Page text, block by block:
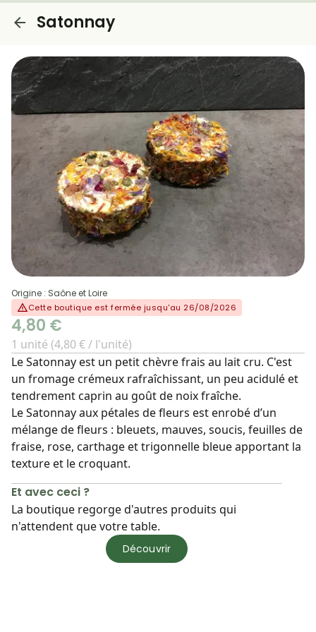
Satonnay
Origine : Saône et Loire
Cette boutique est fermée jusqu'au 26/08/2026
4,80 €
1 unité (4,80 € / l'unité)
Le Satonnay est un petit chèvre frais au lait cru. C'est
un fromage crémeux rafraîchissant, un peu acidulé et
tendrement caprin au goût de noix fraîche.
Le Satonnay aux pétales de fleurs est enrobé d’un
mélange de fleurs : bleuets, mauves, soucis, feuilles de
fraise, rose, carthage et trigonnelle bleue apportant la
texture et le croquant.
Et avec ceci ?
La boutique regorge d'autres produits qui
n'attendent que votre table.
Découvrir